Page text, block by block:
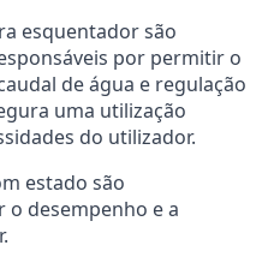
esquentador são
por permitir o
de água e regulação
uma utilização
do utilizador.
estado são
desempenho e a